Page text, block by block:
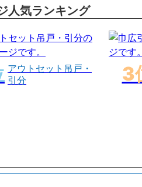
人気ランキング
アウトセット吊戸・
引分